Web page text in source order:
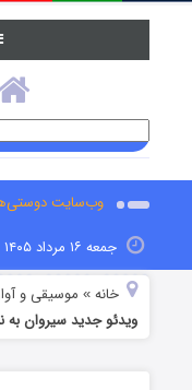
وب‌سایت
جمعه ۱۶ مرداد ۱۴۰۵
خانه » موسیقی و
ویدئو جدید سیروان به